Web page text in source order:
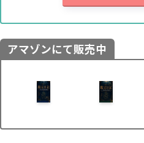
アマゾンにて販売中